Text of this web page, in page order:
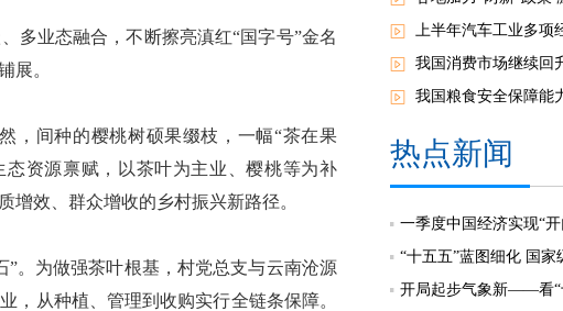
业态融合，不断擦亮滇红“国字号”金名
展。
间种的樱桃树硕果缀枝，一幅“茶在果
资源禀赋，以茶叶为主业、樱桃等为补
增效、群众增收的乡村振兴新路径。
为做强茶叶根基，村党总支与云南沧源
，从种植、管理到收购实行全链条保障。
上半年汽车工业多项
我国消费市场继续回
我国粮食安全保障能
热点新闻
一季度中国经济实现“
“十五五”蓝图细化 国
开局起步气象新——看“